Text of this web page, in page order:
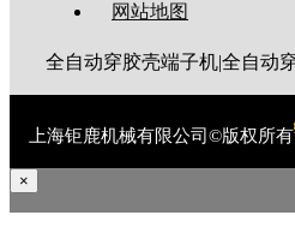
网站地图
上海钜鹿机械有限公司©版权所有
×